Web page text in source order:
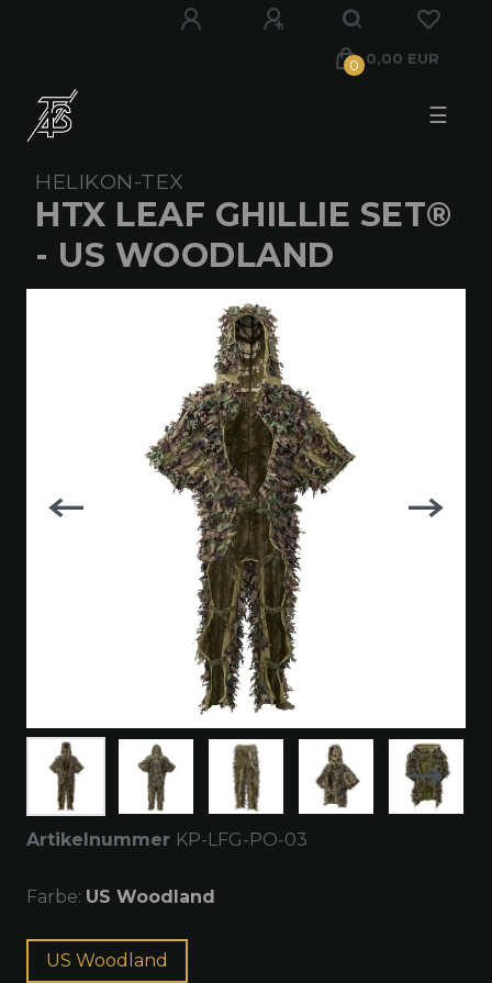
0 0,00 EUR
☰
HELIKON-TEX
HTX LEAF GHILLIE SET®
- US WOODLAND
Artikelnummer KP-LFG-PO-03
Farbe: US Woodland
US Woodland